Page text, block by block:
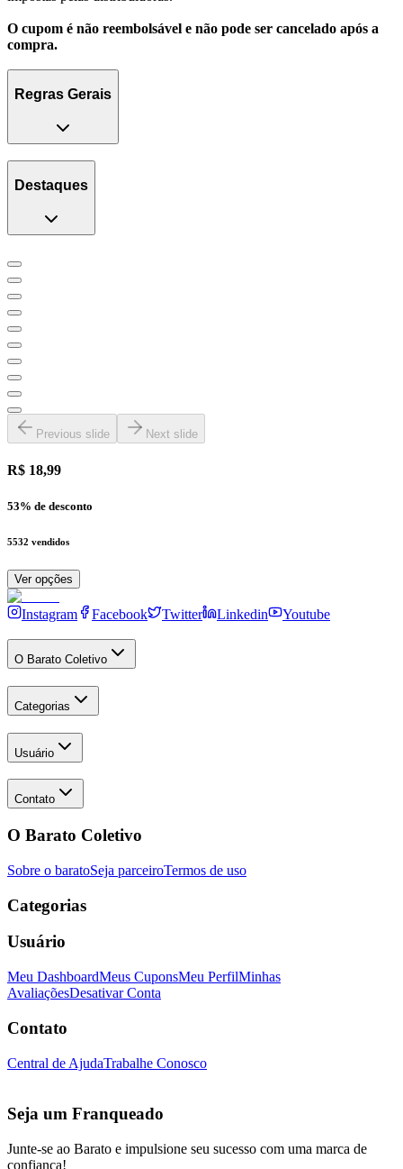
O cupom é não reembolsável e não pode ser cancelado após a
compra.
Regras Gerais
Destaques
Previous slide Next slide
R$ 18,99
53% de desconto
5532 vendidos
Ver opções
Instagram Facebook Twitter Linkedin Youtube
O Barato Coletivo
Categorias
Usuário
Contato
O Barato Coletivo
Sobre o baratoSeja parceiroTermos de uso
Categorias
Usuário
Meu DashboardMeus CuponsMeu PerfilMinhas
AvaliaçõesDesativar Conta
Contato
Central de AjudaTrabalhe Conosco
Seja um Franqueado
Junte-se ao Barato e impulsione seu sucesso com uma marca de
confiança!